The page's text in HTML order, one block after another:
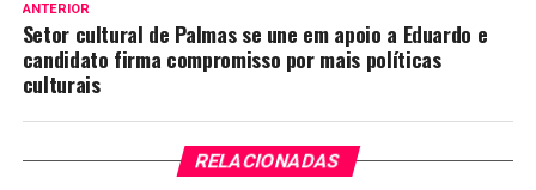
ANTERIOR
Setor cultural de Palmas se une em apoio a Eduardo e
candidato firma compromisso por mais políticas
culturais
RELACIONADAS